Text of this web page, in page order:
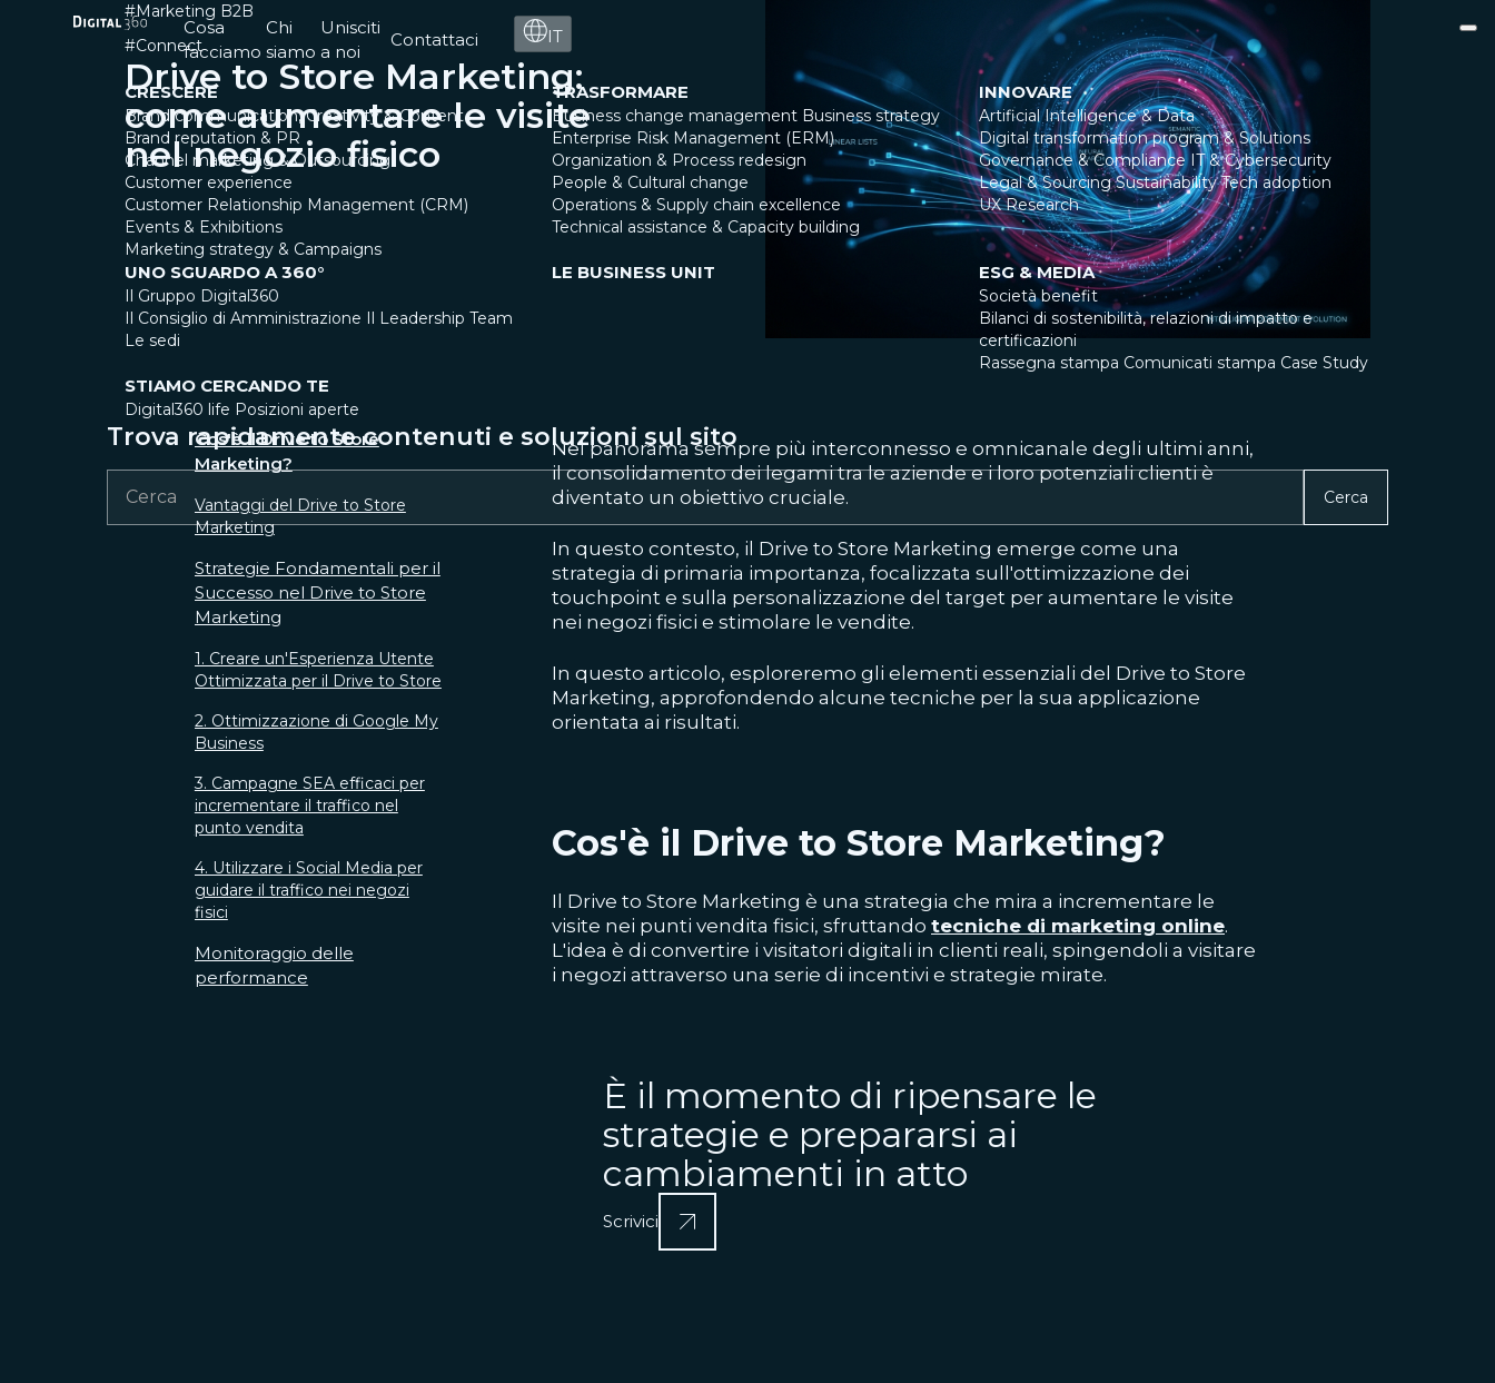
Cosa
facciamo
Chi
siamo
Unisciti
a noi
Contattaci IT
CRESCERE
Brand communication, Creativity & Content
Brand reputation & PR
Channel marketing & Outsourcing
Customer experience
Customer Relationship Management (CRM)
Events & Exhibitions
Marketing strategy & Campaigns
TRASFORMARE
Business change management Business strategy
Enterprise Risk Management (ERM)
Organization & Process redesign
People & Cultural change
Operations & Supply chain excellence
Technical assistance & Capacity building
INNOVARE
Artificial Intelligence & Data
Digital transformation program & Solutions
Governance & Compliance IT & Cybersecurity
Legal & Sourcing Sustainability Tech adoption
UX Research
UNO SGUARDO A 360°
Il Gruppo Digital360
Il Consiglio di Amministrazione Il Leadership Team
Le sedi
LE BUSINESS UNIT ESG & MEDIA
Società benefit
Bilanci di sostenibilità, relazioni di impatto e
certificazioni
Rassegna stampa Comunicati stampa Case Study
STIAMO CERCANDO TE
Digital360 life Posizioni aperte
Trova rapidamente contenuti e soluzioni sul sito
Cerca
#Marketing B2B
#Connect
Drive to Store Marketing:
come aumentare le visite
nel negozio fisico
Cos'è il Drive to Store
Marketing?
Vantaggi del Drive to Store
Marketing
Strategie Fondamentali per il
Successo nel Drive to Store
Marketing
1. Creare un'Esperienza Utente
Ottimizzata per il Drive to Store
2. Ottimizzazione di Google My
Business
3. Campagne SEA efficaci per
incrementare il traffico nel
punto vendita
4. Utilizzare i Social Media per
guidare il traffico nei negozi
fisici
Monitoraggio delle
performance
Nel panorama sempre più interconnesso e omnicanale degli ultimi anni,
il consolidamento dei legami tra le aziende e i loro potenziali clienti è
diventato un obiettivo cruciale.
In questo contesto, il Drive to Store Marketing emerge come una
strategia di primaria importanza, focalizzata sull'ottimizzazione dei
touchpoint e sulla personalizzazione del target per aumentare le visite
nei negozi fisici e stimolare le vendite.
In questo articolo, esploreremo gli elementi essenziali del Drive to Store
Marketing, approfondendo alcune tecniche per la sua applicazione
orientata ai risultati.
Cos'è il Drive to Store Marketing?
Il Drive to Store Marketing è una strategia che mira a incrementare le
visite nei punti vendita fisici, sfruttando tecniche di marketing online.
L'idea è di convertire i visitatori digitali in clienti reali, spingendoli a visitare
i negozi attraverso una serie di incentivi e strategie mirate.
È il momento di ripensare le
strategie e prepararsi ai
cambiamenti in atto
Scrivici